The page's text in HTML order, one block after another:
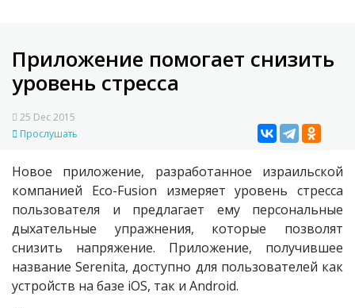
Приложение помогает снизить
уровень стресса
25 Dec 2015
Прослушать
Новое приложение, разработанное израильской
компанией Eco-Fusion измеряет уровень стресса
пользователя и предлагает ему персональные
дыхательные упражнения, которые позволят
снизить напряжение. Приложение, получившее
название Serenita, доступно для пользователей как
устройств на базе iOS, так и Android.